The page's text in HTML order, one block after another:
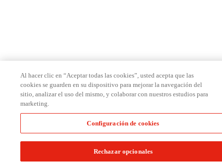
Al hacer clic en “Aceptar todas las cookies”, usted acepta que las
cookies se guarden en su dispositivo para mejorar la navegación del
sitio, analizar el uso del mismo, y colaborar con nuestros estudios para
marketing.
Configuración de cookies
Rechazar opcionales